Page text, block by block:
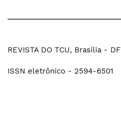
REVISTA DO TCU, Brasília - DF
ISSN eletrônico - 2594-6501